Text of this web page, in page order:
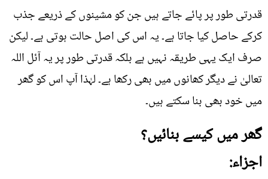
قدرتی طور پر پائے جاتے ہیں جن کو مشینوں کے ذریعے جذب
کرکے حاصل کیا جاتا ہے۔ یہ اس کی اصل حالت ہوتی ہے۔ لیکن
صرف ایک یہی طریقہ نہیں ہے بلکہ قدرتی طور پر یہ آئل اللہ
تعالیٰ نے دیگر کھانوں میں بھی رکھا ہے۔ لہٰذا آپ اس کو گھر
میں خود بھی بنا سکتے ہیں۔
گھر میں کیسے بنائیں؟
اجزاء: